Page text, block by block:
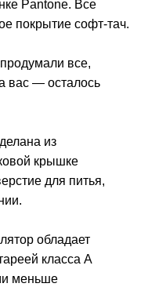
Pantone. Все
покрытие софт-тач.
все,
вас — осталось
из
крышке
для питья,
обладает
класса А
меньше